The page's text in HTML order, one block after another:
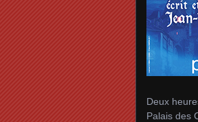
Deux
Palais des